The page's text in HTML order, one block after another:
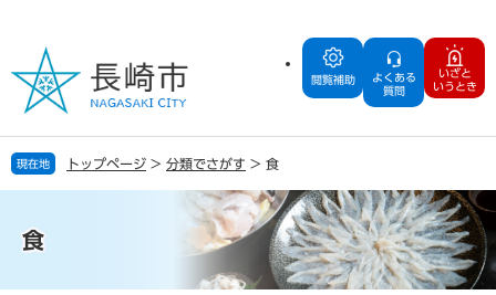
の
で
す
ー
ば
し
閲覧補助
よくある
質問
いざと
いうとき
現在地 トップページ > 分類でさがす > 食
食